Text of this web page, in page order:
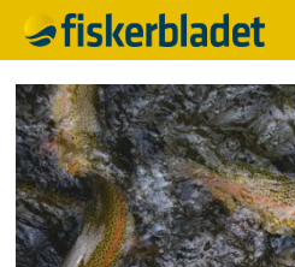
Tag:
fiskesygdom